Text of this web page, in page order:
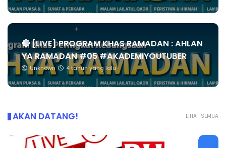
🔴 [LIVE] PROGRAM KHAS RAMADAN : AHLAN
YA RAMADAN #05 #AKADEMIYOUTUBER
Unknown 4 tahun yang lalu
LIHAT SEMUA
AKAN DATANG!